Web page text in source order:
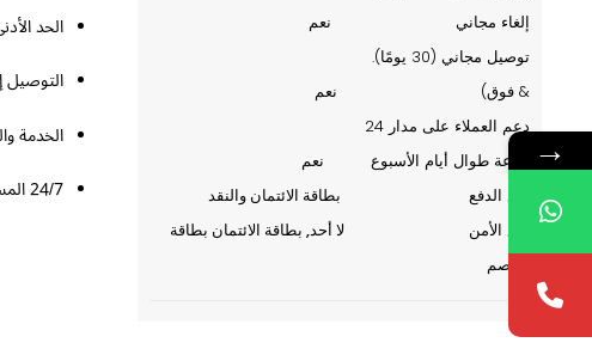
إلغاء مجاني
نعم
توصيل مجاني (30 يومًا).
& فوق)
نعم
دعم العملاء على مدار 24
ساعة طوال أيام الأسبوع
نعم
نوع الدفع
بطاقة الائتمان والنقد
نوع الأمن
لا أحد, بطاقة الائتمان بطاقة
الخصم
الحد
الخدمة
24/7 المساعدة على الطريق
→